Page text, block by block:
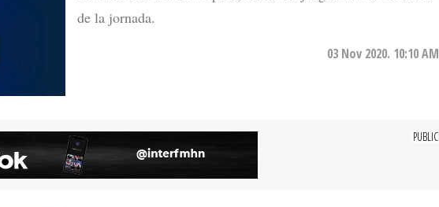
de la jornada.
03 Nov 2020. 10:10 AM